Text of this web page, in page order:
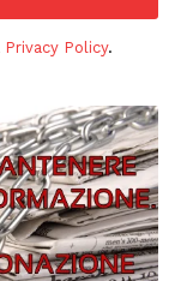
Privacy Policy.